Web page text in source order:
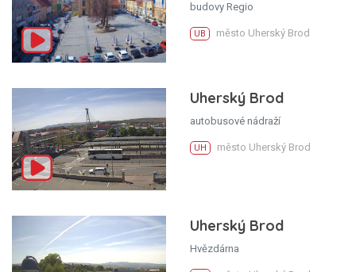
budovy Regio
UB město Uherský Brod
Uherský Brod
autobusové nádraží
UH město Uherský Brod
Uherský Brod
Hvězdárna